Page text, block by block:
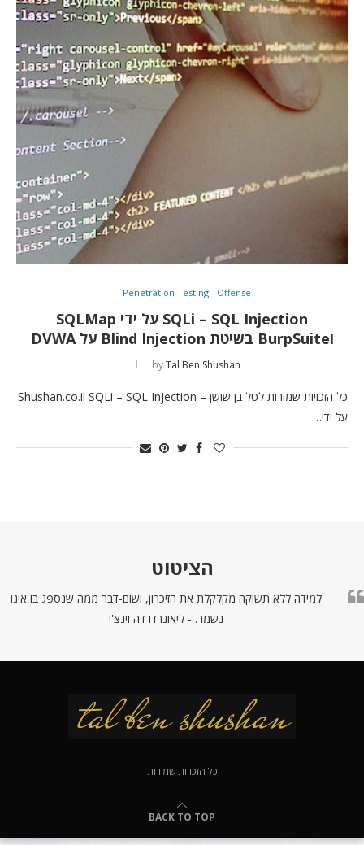
Penetration Testing - Offense
SQLi – SQL Injection על ידי SQLMap
וBurpSuite בשיטת Blind Injection על DVWA
byTal Ben Shushan
כל הזכויות שמורות לטל בן שושן – Shushan.co.il SQLi – SQL Injection
על ידי…
הציטוט
למידה ללא תשוקה מקלקלת את הזיכרון, ושום-דבר ממה שנספג בו אינו
נשמר. - ליאונרדו דה וינצ'י
כל הזכויות שמורות
BACK TO TOP